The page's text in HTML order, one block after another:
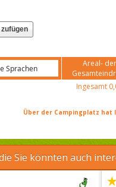
Areal- der
Ingesamt
Über der Campingplatz hat
Sie könnten auch